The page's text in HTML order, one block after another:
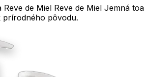
de Miel Reve de Miel Jemná
pôvodu.